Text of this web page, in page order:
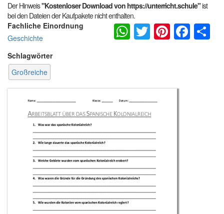
Der Hinweis"Kostenloser Download von https://unterricht.schule"ist
bei den Dateien der Kaufpakete nicht enthalten.
Fachliche Einordnung
Geschichte
Schlagwörter
Großreiche
WhatsApp
Twitter